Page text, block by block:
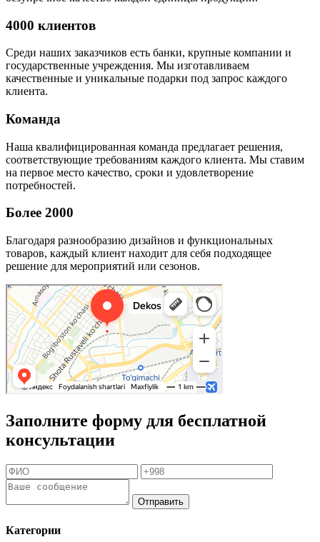
4000 клиентов
Среди наших заказчиков есть банки, крупные компании и
государственные учреждения. Мы изготавливаем
качественные и уникальные подарки под запрос каждого
клиента.
Команда
Наша квалифицированная команда предлагает решения,
соответствующие требованиям каждого клиента. Мы ставим
на первое место качество, сроки и удовлетворение
потребностей.
Более 2000
Благодаря разнообразию дизайнов и функциональных
товаров, каждый клиент находит для себя подходящее
решение для мероприятий или сезонов.
Заполните форму для бесплатной
консультации
Отправить
Категории